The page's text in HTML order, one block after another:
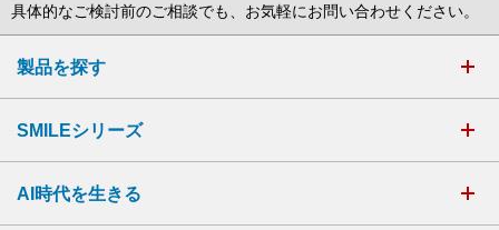
具体的なご検討前のご相談でも、お気軽にお問い合わせください。
製品を探す
SMILEシリーズ
AI時代を生きる